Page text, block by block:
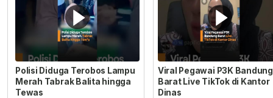
Polisi Diduga Terobos Lampu
Merah Tabrak Balita hingga
Tewas
Viral Pegawai P3K Bandung
Barat Live TikTok di Kantor
Dinas